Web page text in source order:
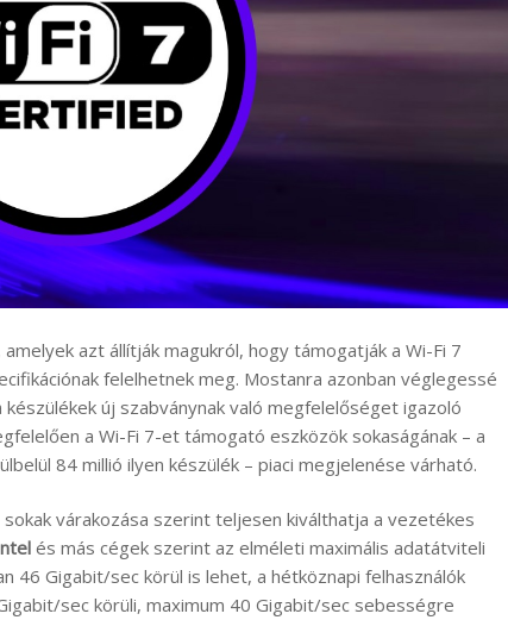
azt állítják magukról, hogy támogatják a Wi-Fi 7
felelhetnek meg. Mostanra azonban véglegessé
új szabványnak való megfelelőséget igazoló
a Wi-Fi 7-et támogató eszközök sokaságának – a
84 millió ilyen készülék – piaci megjelenése várható.
várakozása szerint teljesen kiválthatja a vezetékes
és más cégek szerint az elméleti maximális adatátviteli
46 Gigabit/sec körül is lehet, a hétköznapi felhasználók
sec körüli, maximum 40 Gigabit/sec sebességre